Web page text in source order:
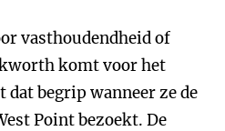
vasthoudendheid of
komt voor het
begrip wanneer ze de
Point bezoekt. De